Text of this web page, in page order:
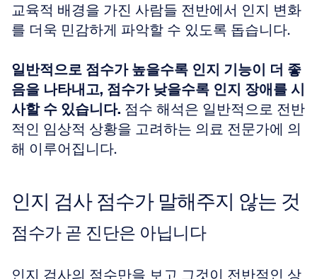
교육적 배경을 가진 사람들 전반에서 인지 변화
를 더욱 민감하게 파악할 수 있도록 돕습니다.
일반적으로 점수가 높을수록 인지 기능이 더 좋
음을 나타내고, 점수가 낮을수록 인지 장애를 시
사할 수 있습니다. 점수 해석은 일반적으로 전반
적인 임상적 상황을 고려하는 의료 전문가에 의
해 이루어집니다.
인지 검사 점수가 말해주지 않는 것
점수가 곧 진단은 아닙니다
인지 검사의 점수만을 보고 그것이 전반적인 상